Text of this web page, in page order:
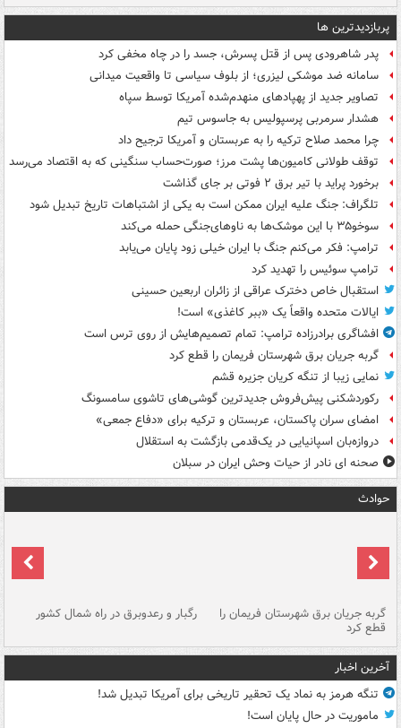
پربازدیدترین ها
پدر شاهرودی پس از قتل پسرش، جسد را در چاه مخفی کرد
سامانه ضد موشکی لیزری؛ از بلوف سیاسی تا واقعیت میدانی
تصاویر جدید از پهپادهای منهدم‌شده آمریکا توسط سپاه
هشدار سرمربی پرسپولیس به جاسوس تیم
چرا محمد صلاح ترکیه را به عربستان و آمریکا ترجیح داد
توقف طولانی کامیون‌ها پشت مرز؛ صورت‌حساب سنگینی که به اقتصاد می‌رسد
برخورد پراید با تیر برق ۲ فوتی بر جای گذاشت
تلگراف: جنگ علیه ایران ممکن است به یکی از اشتباهات تاریخ تبدیل شود
سوخو۳۵ با این موشک‌ها به ناوهای‌جنگی حمله می‌کند
ترامپ: فکر می‌کنم جنگ با ایران خیلی زود پایان می‌یابد
ترامپ سوئیس را تهدید کرد
استقبال خاص دخترک عراقی از زائران اربعین حسینی
ایالات متحده واقعاً یک «ببر کاغذی» است!
افشاگری برادرزاده ترامپ: تمام تصمیم‌هایش از روی ترس است
گربه جریان برق شهرستان فریمان را قطع کرد
نمایی زیبا از تنگه کریان جزیره قشم
رکوردشکنی پیش‌فروش جدیدترین گوشی‌های تاشوی سامسونگ
امضای سران پاکستان، عربستان و ترکیه برای «دفاع جمعی»
دروازه‌بان اسپانیایی در یک‌قدمی بازگشت به استقلال
صحنه ای نادر از حیات وحش ایران در سبلان
حوادث
گربه جریان برق شهرستان فریمان را
قطع کرد
رگبار و رعدوبرق در راه شمال کشور
آخرین اخبار
تنگه هرمز به نماد یک تحقیر تاریخی برای آمریکا تبدیل شد!
ماموریت در حال پایان است!